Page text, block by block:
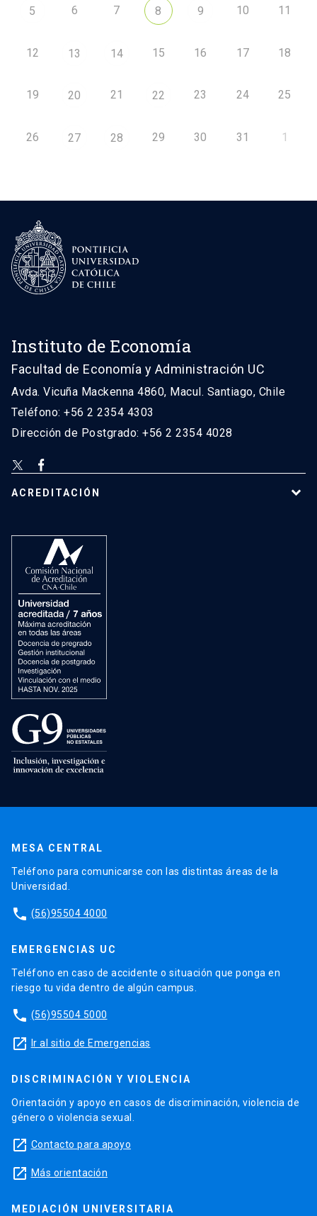
5 6 7 8 9 10 11
12 13 14 15 16 17 18
19 20 21 22 23 24 25
26 27 28 29 30 31 1
Instituto de Economía
Facultad de Economía y Administración UC
Avda. Vicuña Mackenna 4860, Macul. Santiago, Chile
Teléfono: +56 2 2354 4303
Dirección de Postgrado: +56 2 2354 4028
ACREDITACIÓN
MESA CENTRAL
Teléfono para comunicarse con las distintas áreas de la
Universidad.
phone (56)95504 4000
EMERGENCIAS UC
Teléfono en caso de accidente o situación que ponga en
riesgo tu vida dentro de algún campus.
phone (56)95504 5000
launch Ir al sitio de Emergencias
DISCRIMINACIÓN Y VIOLENCIA
Orientación y apoyo en casos de discriminación, violencia de
género o violencia sexual.
launch Contacto para apoyo
launch Más orientación
MEDIACIÓN UNIVERSITARIA